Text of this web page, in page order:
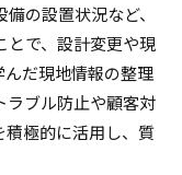
の設置状況など、
とで、設計変更や現
だ現地情報の整理
ラブル防止や顧客対
積極的に活用し、質